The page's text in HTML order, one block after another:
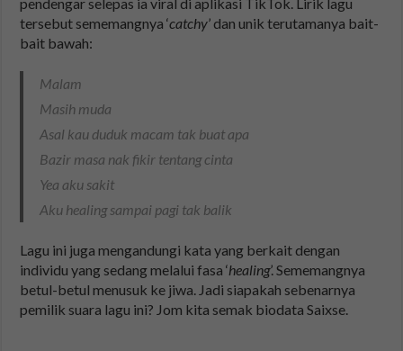
tersebut sememangnya ‘catchy’ dan unik terutamanya bait-
bait bawah:
Malam
Masih muda
Asal kau duduk macam tak buat apa
Bazir masa nak fikir tentang cinta
Yea aku sakit
Aku healing sampai pagi tak balik
Lagu ini juga mengandungi kata yang berkait dengan
individu yang sedang melalui fasa ‘healing’. Sememangnya
betul-betul menusuk ke jiwa. Jadi siapakah sebenarnya
pemilik suara lagu ini? Jom kita semak biodata Saixse.